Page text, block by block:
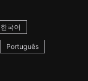
한국어
Português